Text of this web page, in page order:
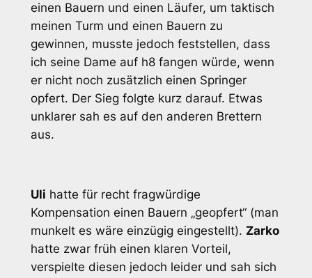
einen Bauern und einen Läufer, um taktisch
meinen Turm und einen Bauern zu
gewinnen, musste jedoch feststellen, dass
ich seine Dame auf h8 fangen würde, wenn
er nicht noch zusätzlich einen Springer
opfert. Der Sieg folgte kurz darauf. Etwas
unklarer sah es auf den anderen Brettern
aus.
Uli hatte für recht fragwürdige
Kompensation einen Bauern „geopfert“ (man
munkelt es wäre einzügig eingestellt). Zarko
hatte zwar früh einen klaren Vorteil,
verspielte diesen jedoch leider und sah sich